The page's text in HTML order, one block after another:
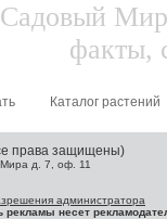
Садовый
факты,
Каталог растений
права защищены)
д. 7, оф. 11
администратора
рекламы несет